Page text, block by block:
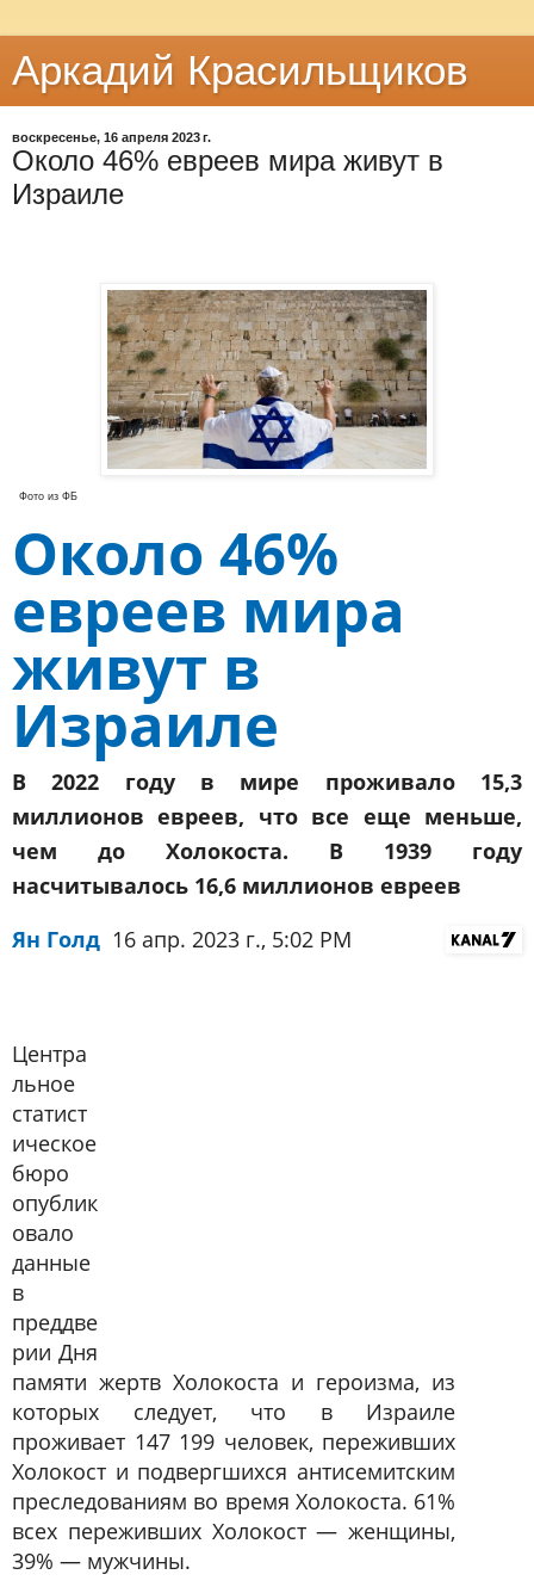
Аркадий Красильщиков
воскресенье, 16 апреля 2023 г.
Около 46% евреев мира живут в
Израиле
Фото из ФБ
Около 46%
евреев мира
живут в
Израиле
В 2022 году в мире проживало 15,3
миллионов евреев, что все еще меньше,
чем до Холокоста. В 1939 году
насчитывалось 16,6 миллионов евреев
Ян Голд 16 апр. 2023 г., 5:02 PM
Центра
льное
статист
ическое
бюро
опублик
овало
данные
в
преддве
рии Дня
памяти жертв Холокоста и героизма, из
которых следует, что в Израиле
проживает 147 199 человек, переживших
Холокост и подвергшихся антисемитским
преследованиям во время Холокоста. 61%
всех переживших Холокост — женщины,
39% — мужчины.